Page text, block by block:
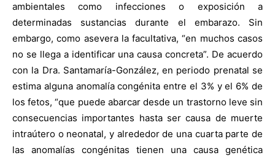
ambientales como infecciones o exposición a
determinadas sustancias durante el embarazo. Sin
embargo, como asevera la facultativa, “en muchos casos
no se llega a identificar una causa concreta”. De acuerdo
con la Dra. Santamaría-González, en periodo prenatal se
estima alguna anomalía congénita entre el 3% y el 6% de
los fetos, “que puede abarcar desde un trastorno leve sin
consecuencias importantes hasta ser causa de muerte
intraútero o neonatal, y alrededor de una cuarta parte de
las anomalías congénitas tienen una causa genética